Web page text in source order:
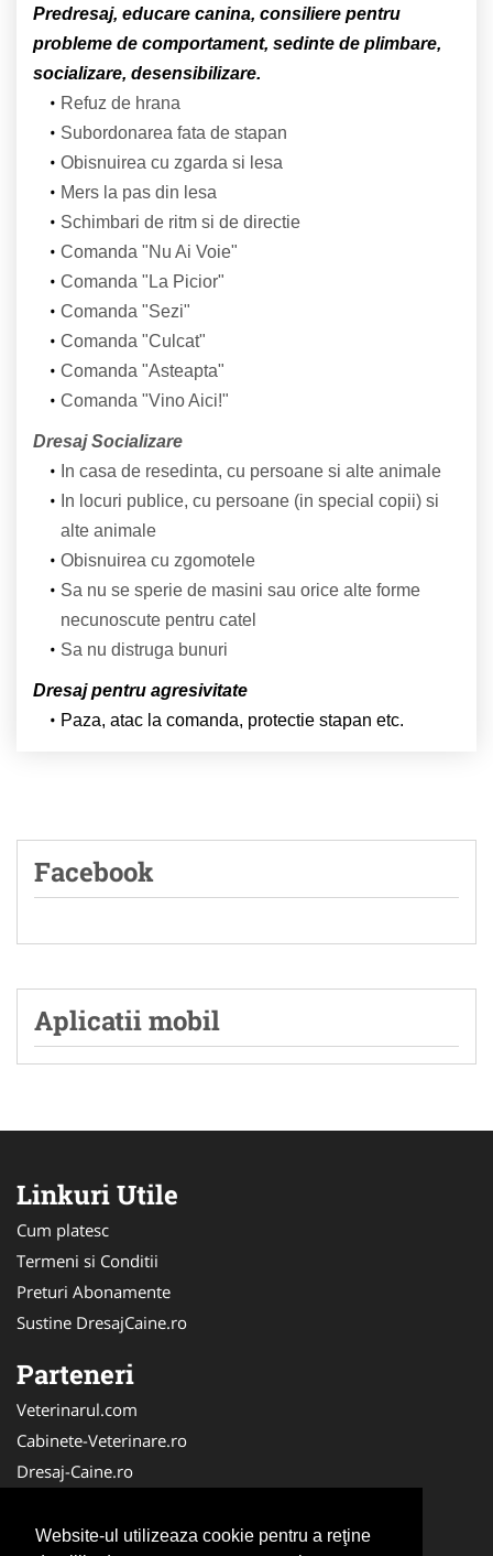
Website-ul utilizeaza cookie pentru a reţine
Predresaj, educare canina, consiliere pentru
probleme de comportament, sedinte de plimbare,
socializare, desensibilizare.
Refuz de hrana
Subordonarea fata de stapan
Obisnuirea cu zgarda si lesa
Mers la pas din lesa
Schimbari de ritm si de directie
Comanda "Nu Ai Voie"
Comanda "La Picior"
Comanda "Sezi"
Comanda "Culcat"
Comanda "Asteapta"
Comanda "Vino Aici!"
Dresaj Socializare
In casa de resedinta, cu persoane si alte animale
In locuri publice, cu persoane (in special copii) si
alte animale
Obisnuirea cu zgomotele
Sa nu se sperie de masini sau orice alte forme
necunoscute pentru catel
Sa nu distruga bunuri
Dresaj pentru agresivitate
Paza, atac la comanda, protectie stapan etc.
Facebook
Aplicatii mobil
Linkuri Utile
Cum platesc
Termeni si Conditii
Preturi Abonamente
Sustine DresajCaine.ro
Parteneri
Veterinarul.com
Cabinete-Veterinare.ro
Dresaj-Caine.ro
Medic-Bun.com